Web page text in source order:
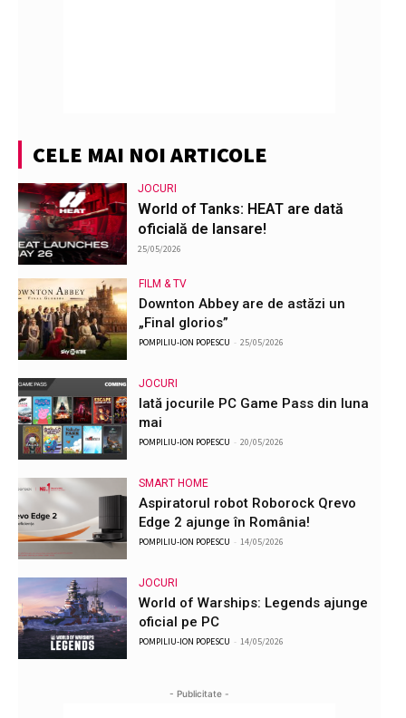
CELE MAI NOI ARTICOLE
JOCURI
World of Tanks: HEAT are dată
oficială de lansare!
25/05/2026
FILM & TV
Downton Abbey are de astăzi un
„Final glorios”
POMPILIU-ION POPESCU - 25/05/2026
JOCURI
Iată jocurile PC Game Pass din luna
mai
POMPILIU-ION POPESCU - 20/05/2026
SMART HOME
Aspiratorul robot Roborock Qrevo
Edge 2 ajunge în România!
POMPILIU-ION POPESCU - 14/05/2026
JOCURI
World of Warships: Legends ajunge
oficial pe PC
POMPILIU-ION POPESCU - 14/05/2026
- Publicitate -